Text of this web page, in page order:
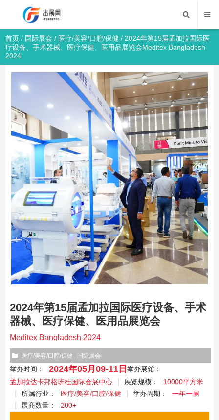
首页 / 国际展会 / 医疗/美容/口腔/保健 / 2024年第15届孟加拉国际医
疗设备、手术器械、医疗保健、医用品展览会Meditex Bangladesh
2024
2024年第15届孟加拉国际医疗设备、手术
器械、医疗保健、医用品展览会
Meditex Bangladesh 2024
医疗/美容/口腔/保健 国际展会
举办时间： 2024年05月09-11日 举办展馆：
孟加拉达卡邦格班杜国际会展中心
展览规模：
10000平方米
所属行业：
医疗/美容/口腔/保健 举办周期：
一年一届
展商数量：
200+